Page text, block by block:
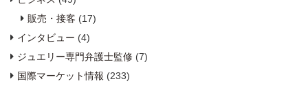
販売・接客 (17)
インタビュー (4)
ジュエリー専門弁護士監修 (7)
国際マーケット情報 (233)